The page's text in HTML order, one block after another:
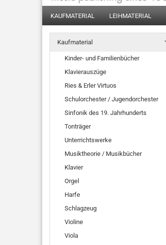
KAUFMATERIAL LEIHMATERIAL
Kaufmaterial
Kinder- und Familienbücher
Klavierauszüge
Ries & Erler Virtuos
Schulorchester / Jugendorchester
Sinfonik des 19. Jahrhunderts
Tonträger
Unterrichtswerke
Musiktheorie / Musikbücher
Klavier
Orgel
Harfe
Schlagzeug
Violine
Viola